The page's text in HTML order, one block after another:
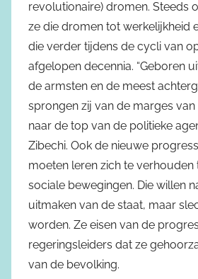
revolutionaire) dromen. Steeds
ze die dromen tot werkelijkheid
die verder tijdens de cycli van
afgelopen decennia. “Geboren
de armsten en de meest
sprongen zij van de marges
naar de top van de politieke
Zibechi. Ook de nieuwe
moeten leren zich te
sociale bewegingen. Die willen
uitmaken van de staat, maar
worden. Ze eisen van de
regeringsleiders dat ze
van de bevolking.